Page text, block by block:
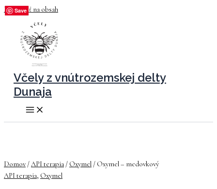
Preskočiť na obsah
Včely z vnútrozemskej delty
Dunaja
Save
Domov /API terapia / Oxymel / Oxymel – medovkový
API terapia, Oxymel
Save
Save
Save
Save
Save